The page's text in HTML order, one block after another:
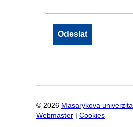
© 2026 Masarykova univerzita
Webmaster
Cookies